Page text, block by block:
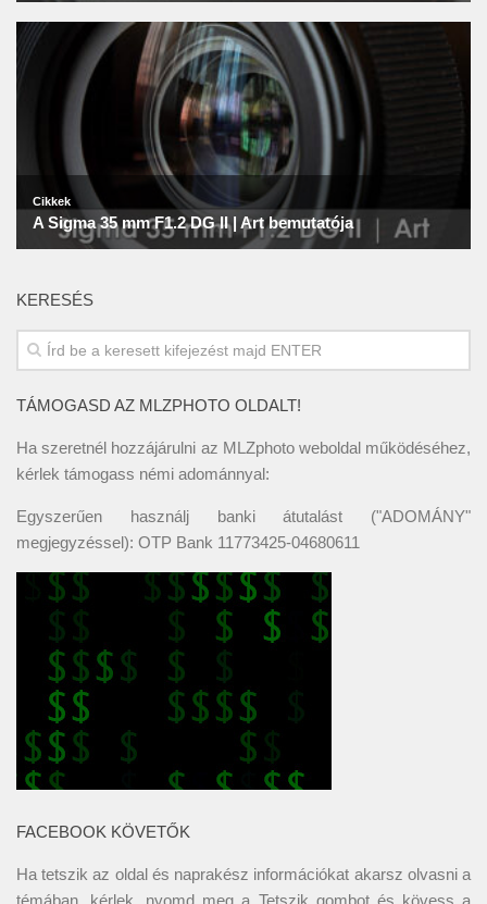
KERESÉS
TÁMOGASD AZ MLZPHOTO OLDALT!
Ha szeretnél hozzájárulni az MLZphoto weboldal működéséhez,
kérlek támogass némi adománnyal:
Egyszerűen használj banki átutalást ("ADOMÁNY"
megjegyzéssel): OTP Bank 11773425-04680611
FACEBOOK KÖVETŐK
Ha tetszik az oldal és naprakész információkat akarsz olvasni a
témában, kérlek, nyomd meg a Tetszik gombot és kövess a